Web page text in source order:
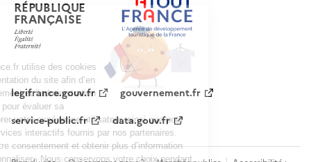
RÉPUBLIQUE
FRANÇAISE
legifrance.gouv.fr
gouvernement.fr
service-public.fr
data.gouv.fr